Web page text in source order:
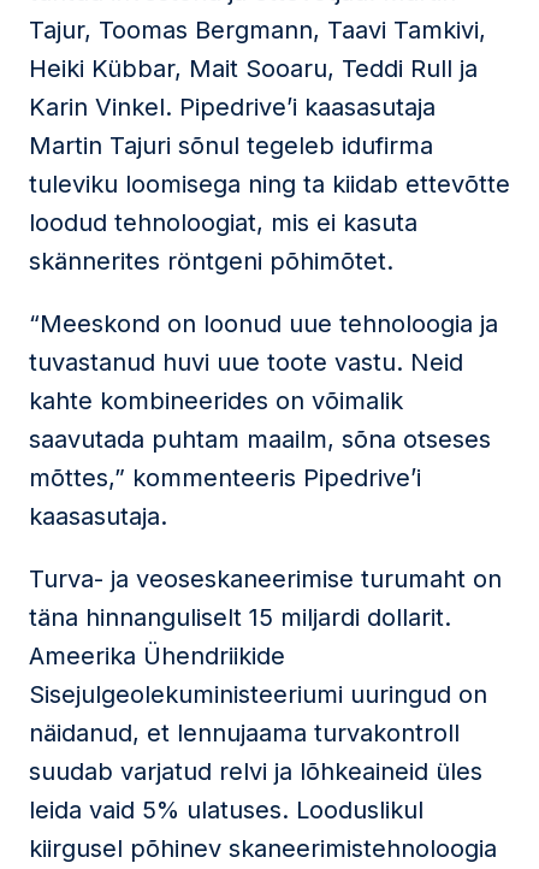
Tajur, Toomas Bergmann, Taavi Tamkivi,
Heiki Kübbar, Mait Sooaru, Teddi Rull ja
Karin Vinkel. Pipedrive’i kaasasutaja
Martin Tajuri sõnul tegeleb idufirma
tuleviku loomisega ning ta kiidab ettevõtte
loodud tehnoloogiat, mis ei kasuta
skännerites röntgeni põhimõtet.
“Meeskond on loonud uue tehnoloogia ja
tuvastanud huvi uue toote vastu. Neid
kahte kombineerides on võimalik
saavutada puhtam maailm, sõna otseses
mõttes,” kommenteeris Pipedrive’i
kaasasutaja.
Turva- ja veoseskaneerimise turumaht on
täna hinnanguliselt 15 miljardi dollarit.
Ameerika Ühendriikide
Sisejulgeolekuministeeriumi uuringud on
näidanud, et lennujaama turvakontroll
suudab varjatud relvi ja lõhkeaineid üles
leida vaid 5% ulatuses. Looduslikul
kiirgusel põhinev skaneerimistehnoloogia